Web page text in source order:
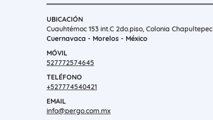
UBICACIÓN
Cuauhtémoc 153 int.C 2do.piso, Colonia Chapultepec
Cuernavaca - Morelos - México
MÓVIL
527772574645
TELÉFONO
+527774540421
EMAIL
info@pergo.com.mx